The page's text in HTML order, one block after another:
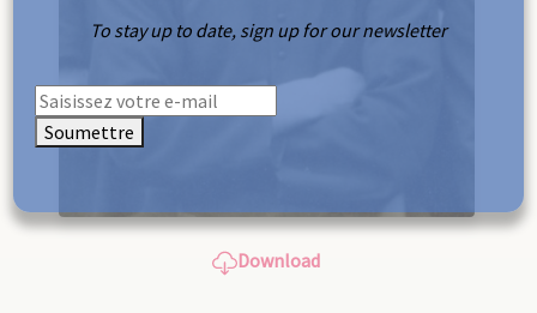
Download
To stay up to date, sign up for our newsletter
Soumettre